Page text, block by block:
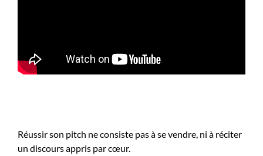
Réussir son pitch ne consiste pas à se vendre, ni à réciter
un discours appris par cœur.